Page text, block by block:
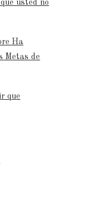
usted no
Ha
Metas de
que